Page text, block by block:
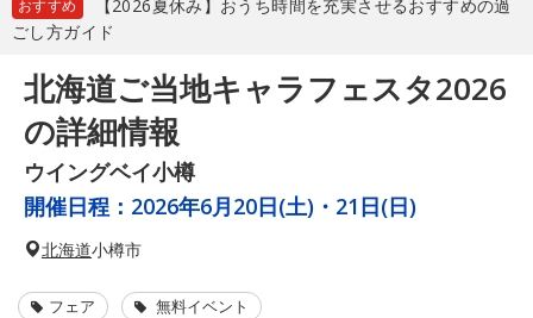
おすすめ
【2026夏休み】おうち時間を充実させるおすすめの過
ごし方ガイド
北海道ご当地キャラフェスタ2026
の詳細情報
ウイングベイ小樽
開催日程： 2026年6月20日(土)・21日(日)
北海道小樽市
フェア 無料イベント